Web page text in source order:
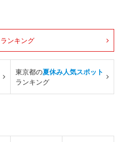
ランキング
東京都の夏休み人気スポット
ランキング